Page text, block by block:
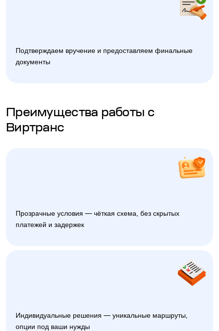
Подтверждаем вручение и предоставляем финальные
документы
Преимущества работы с
Виртранс
Прозрачные условия — чёткая схема, без скрытых
платежей и задержек
Индивидуальные решения — уникальные маршруты,
опции под ваши нужды